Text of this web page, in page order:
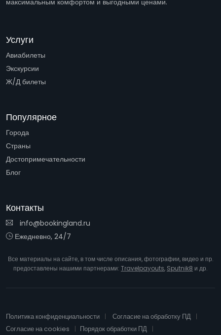
максимальным комфортом и выгодными ценами.
Услуги
Авиабилеты
Экскурсии
Ж/Д билеты
Популярное
Города
Страны
Достопримечательности
Блог
Контакты
info@bookingland.ru
Ежедневно, 24/7
Все материалы на сайте, в том числе описания, фотографии, видео и пр.
предоставлены нашими партнерами: Travelpayouts, Sputnik8 и др.
Политика конфиденциальности
Согласие на обработку ПД
Согласие на cookies
Порядок обработки ПД